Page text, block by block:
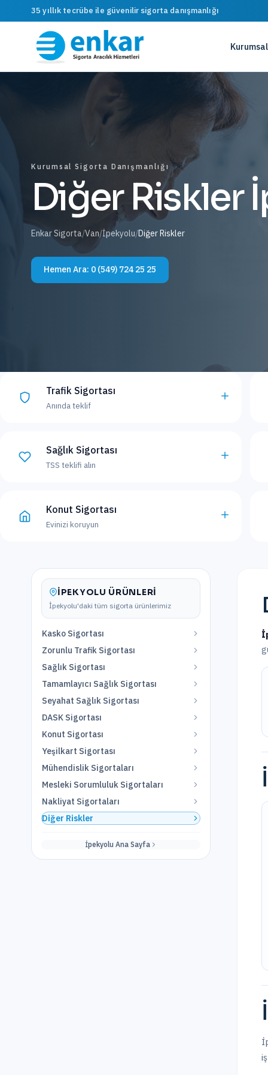
35 yıllık tecrübe ile güvenilir sigorta danışmanlığı
Kurumsal
Kurumsal Sigorta Danışmanlığı
Diğer Riskler
Enkar Sigorta/Van/İpekyolu/Diğer Riskler
Hemen Ara: 0 (549) 724 25 25
Trafik Sigortası
Anında teklif
Sağlık Sigortası
TSS teklifi alın
Konut Sigortası
Evinizi koruyun
İPEKYOLU ÜRÜNLERI
İpekyolu'daki tüm sigorta ürünlerimiz
Kasko Sigortası
Zorunlu Trafik Sigortası
Sağlık Sigortası
Tamamlayıcı Sağlık Sigortası
Seyahat Sağlık Sigortası
DASK Sigortası
Konut Sigortası
Yeşilkart Sigortası
Mühendislik Sigortaları
Mesleki Sorumluluk Sigortaları
Nakliyat Sigortaları
Diğer Riskler
İpekyolu Ana Sayfa